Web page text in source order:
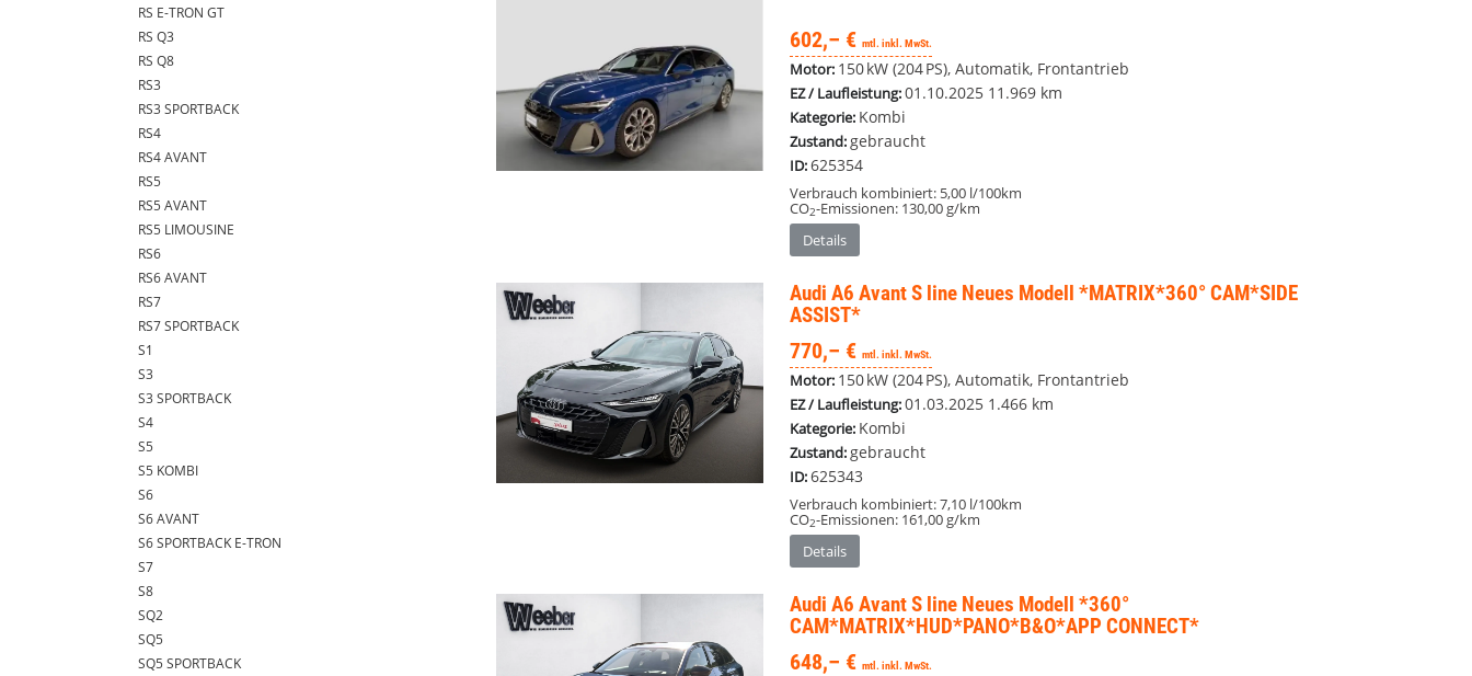
602,– € mtl. inkl. MwSt.
Motor: 150 kW (204 PS), Automatik, Frontantrieb
EZ / Laufleistung:01.10.2025 11.969 km
Kategorie: Kombi
Zustand:gebraucht
ID:625354
Verbrauch kombiniert: 5,00 l/100km
CO2-Emissionen: 130,00 g/km
Details
Audi A6 AvantS line Neues Modell *MATRIX*360° CAM*SIDE
ASSIST*
770,– € mtl. inkl. MwSt.
Motor: 150 kW (204 PS), Automatik, Frontantrieb
EZ / Laufleistung:01.03.2025 1.466 km
Kategorie: Kombi
Zustand: gebraucht
ID:625343
Verbrauch kombiniert:7,10 l/100km
CO2-Emissionen: 161,00 g/km
Details
Audi A6 AvantS line Neues Modell *360°
CAM*MATRIX*HUD*PANO*B&O*APP CONNECT*
648,– € mtl. inkl. MwSt.
RS E-TRON GT
RS Q3
RS Q8
RS3
RS3 SPORTBACK
RS4
RS4 AVANT
RS5
RS5 AVANT
RS5 LIMOUSINE
RS6
RS6 AVANT
RS7
RS7 SPORTBACK
S1
S3
S3 SPORTBACK
S4
S5
S5 KOMBI
S6
S6 AVANT
S6 SPORTBACK E-TRON
S7
S8
SQ2
SQ5
SQ5 SPORTBACK